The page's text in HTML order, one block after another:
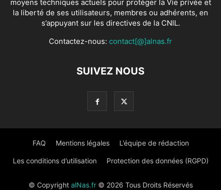
moyens techniques actuels pour protéger la Vie privée et
la liberté de ses utilisateurs, membres ou adhérents, en
s’appuyant sur les directives de la CNIL.
Contactez-nous: contact[@]alnas.fr
SUIVEZ NOUS
FAQ Mentions légales L’équipe de rédaction
Les conditions d’utilisation Protection des données (RGPD)
© Copyright alNas.fr© 2026 Tous Droits Réservés